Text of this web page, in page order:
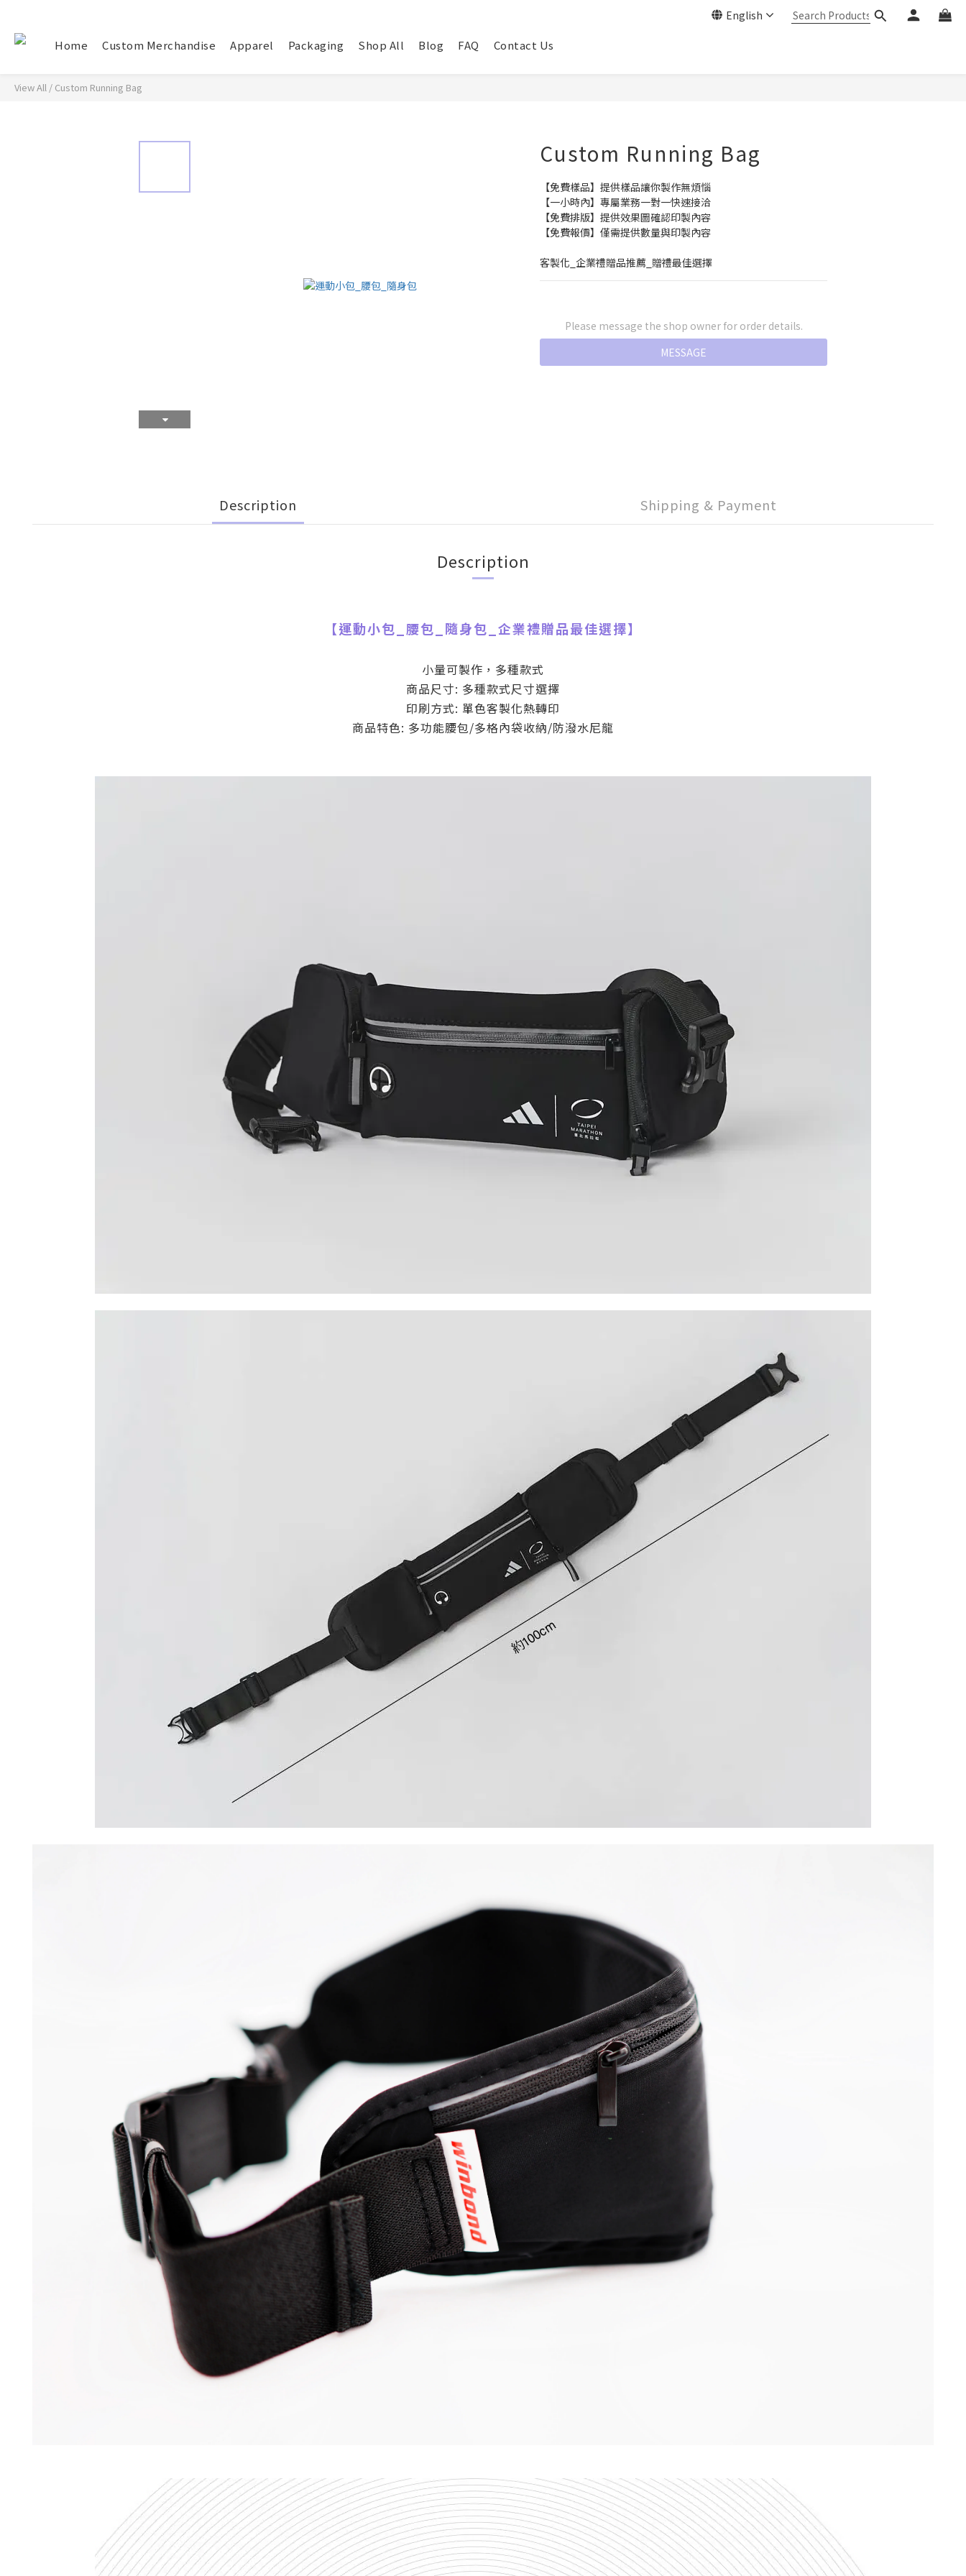
English
Home Custom Merchandise Apparel Packaging Shop All Blog FAQ Contact Us
View All / Custom Running Bag
Custom Running Bag
【免費樣品】提供樣品讓你製作無煩惱
【一小時內】專屬業務一對一快速接洽
【免費排版】提供效果圖確認印製內容
【免費報價】僅需提供數量與印製內容
客製化_企業禮贈品推薦_贈禮最佳選擇
Please message the shop owner for order details.
MESSAGE
Description Shipping & Payment
Description
【運動小包_腰包_隨身包 企業禮贈品最佳選擇】
小量可製作，多種款式
商品尺寸: 多種款式尺寸選擇
印刷方式: 單色客製化熱轉印
商品特色: 多功能腰包/多格內袋收納/防潑水尼龍